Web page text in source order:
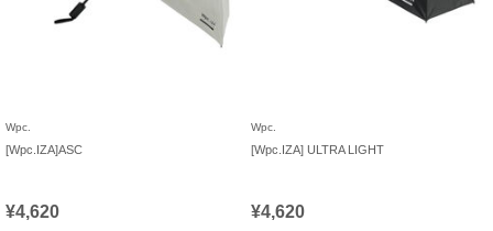
Wpc.
[Wpc.IZA]ASC
¥4,620
Wpc.
[Wpc.IZA] ULTRA LIGHT
¥4,620